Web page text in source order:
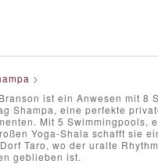
>
ist ein Anwesen mit 8
Shampa, eine perfekte
Mit 5 Swimmingpools,
Yoga-Shala schafft sie
Taro, wo der uralte
geblieben ist.